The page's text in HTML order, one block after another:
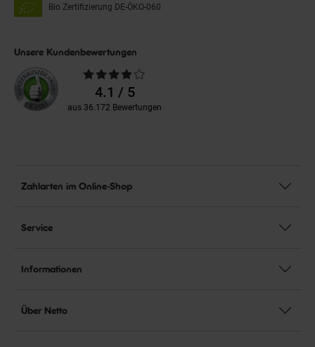
Bio Zertifizierung DE-ÖKO-060
Unsere Kundenbewertungen
Durchschnittliche
Bewertungen4.1 / 5
aus 36.172 Bewertungen
Zahlarten im Online-Shop
Service
Informationen
Über Netto